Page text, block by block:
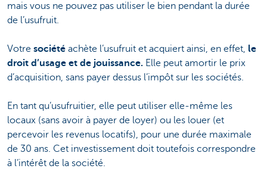
mais vous ne pouvez pas utiliser le bien pendant la durée
de l’usufruit.
Votre société achète l’usufruit et acquiert ainsi, en effet, le
droit d’usage et de jouissance. Elle peut amortir le prix
d’acquisition, sans payer dessus l’impôt sur les sociétés.
En tant qu’usufruitier, elle peut utiliser elle-même les
locaux (sans avoir à payer de loyer) ou les louer (et
percevoir les revenus locatifs), pour une durée maximale
de 30 ans. Cet investissement doit toutefois correspondre
à l’intérêt de la société.